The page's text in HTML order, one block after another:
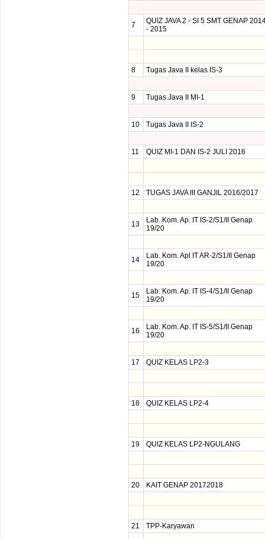
7
QUIZ JAVA 2 - SI 5 SMT GENAP
- 2015
8 Tugas Java II kelas IS-3
9 Tugas Java II MI-1
10 Tugas Java II IS-2
11 QUIZ MI-1 DAN IS-2 JULI 2016
12 TUGAS JAVA III GANJIL 2016/2017
13
Lab. Kom. Ap. IT IS-2/S1/II Genap
19/20
14
Lab. Kom. Apl IT AR-2/S1/II Genap
19/20
15
Lab. Kom. Ap. IT IS-4/S1/II Genap
19/20
16
Lab. Kom. Ap. IT IS-5/S1/II Genap
19/20
17 QUIZ KELAS LP2-3
18 QUIZ KELAS LP2-4
19 QUIZ KELAS LP2-NGULANG
20 KAIT GENAP 20172018
21 TPP-Karyawan